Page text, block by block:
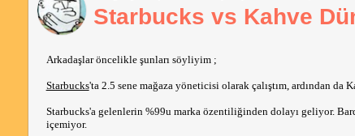
Starbucks vs Kahve
Arkadaşlar öncelikle şunları söyliyim ;
Starbucks'ta 2.5 sene mağaza yöneticisi olarak çalıştım, ardından da
Starbucks'a gelenlerin %99u marka özentiliğinden dolayı geliyor.
içemiyor.